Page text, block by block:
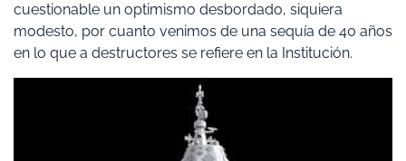
cuestionable un optimismo desbordado, siquiera
modesto, por cuanto venimos de una sequía de 40 años
en lo que a destructores se refiere en la Institución.